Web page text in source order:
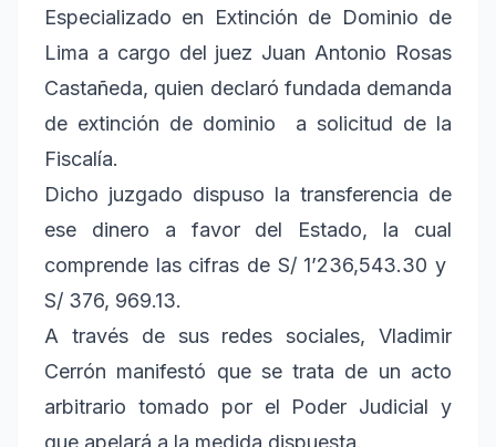
Especializado en Extinción de Dominio de
Lima a cargo del juez Juan Antonio Rosas
Castañeda, quien declaró fundada demanda
de extinción de dominio a solicitud de la
Fiscalía.
Dicho juzgado dispuso la transferencia de
ese dinero a favor del Estado, la cual
comprende las cifras de S/ 1’236,543.30 y
S/ 376, 969.13.
A través de sus redes sociales, Vladimir
Cerrón manifestó que se trata de un acto
arbitrario tomado por el Poder Judicial y
que apelará a la medida dispuesta.